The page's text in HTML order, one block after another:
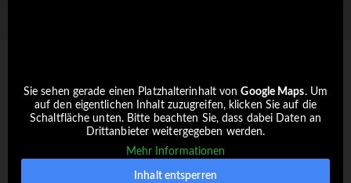
Sie sehen gerade einen Platzhalterinhalt vonGoogle Maps. Um
auf den eigentlichen Inhalt zuzugreifen, klicken Sie auf die
Schaltfläche unten. Bitte beachten Sie, dass dabei Daten an
Drittanbieter weitergegeben werden.
Mehr Informationen
Inhalt entsperren